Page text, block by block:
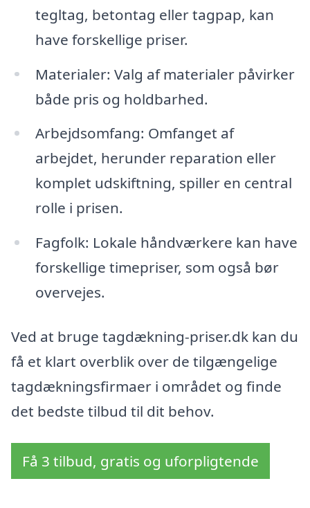
tegltag, betontag eller tagpap, kan
have forskellige priser.
Materialer: Valg af materialer påvirker
både pris og holdbarhed.
Arbejdsomfang: Omfanget af
arbejdet, herunder reparation eller
komplet udskiftning, spiller en central
rolle i prisen.
Fagfolk: Lokale håndværkere kan have
forskellige timepriser, som også bør
overvejes.
Ved at bruge tagdækning-priser.dk kan du
få et klart overblik over de tilgængelige
tagdækningsfirmaer i området og finde
det bedste tilbud til dit behov.
Få 3 tilbud, gratis og uforpligtende